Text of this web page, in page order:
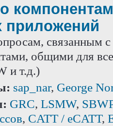
приложений
связанным
общими для
и т.д.)
sap_nar, George
GRC, LSMW,
, CATT / eCATT,